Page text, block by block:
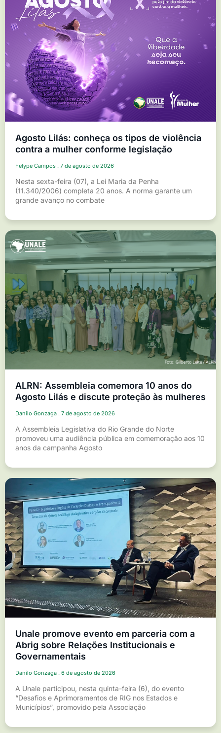
Agosto Lilás: conheça os tipos de violência
contra a mulher conforme legislação
Felype Campos 7 de agosto de 2026
Nesta sexta-feira (07), a Lei Maria da Penha
(11.340/2006) completa 20 anos. A norma garante um
grande avanço no combate
ALRN: Assembleia comemora 10 anos do
Agosto Lilás e discute proteção às mulheres
Danilo Gonzaga 7 de agosto de 2026
A Assembleia Legislativa do Rio Grande do Norte
promoveu uma audiência pública em comemoração aos 10
anos da campanha Agosto
Unale promove evento em parceria com a
Abrig sobre Relações Institucionais e
Governamentais
Danilo Gonzaga 6 de agosto de 2026
A Unale participou, nesta quinta-feira (6), do evento
“Desafios e Aprimoramentos de RIG nos Estados e
Municípios”, promovido pela Associação